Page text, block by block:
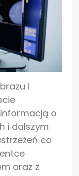
i
o
i dalszym
co
oraz z